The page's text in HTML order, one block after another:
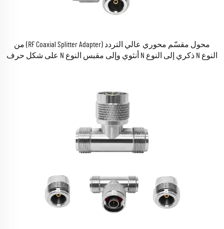
محول مقسّم محوري عالي التردد (RF Coaxial Splitter Adapter) من
النوع N ذكري إلى النوع N أنثوي وإلى مقبس النوع N على شكل حرف